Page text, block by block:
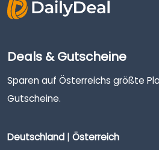
Deals & Gutscheine
Sparen auf Österreichs größte
Gutscheine.
Deutschland | Österreich